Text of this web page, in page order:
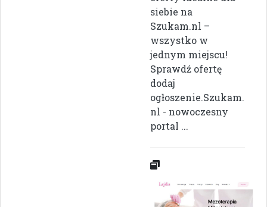
siebie na
Szukam.nl –
wszystko w
jednym miejscu!
Sprawdź ofertę
dodaj
ogłoszenie.Szukam.
nl - nowoczesny
portal ...